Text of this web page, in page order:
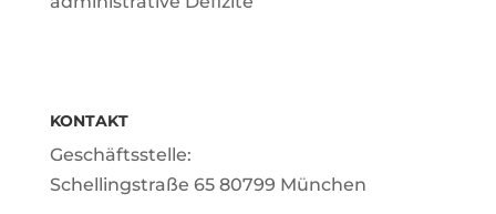
KONTAKT
Geschäftsstelle:
Schellingstraße 65 80799 München